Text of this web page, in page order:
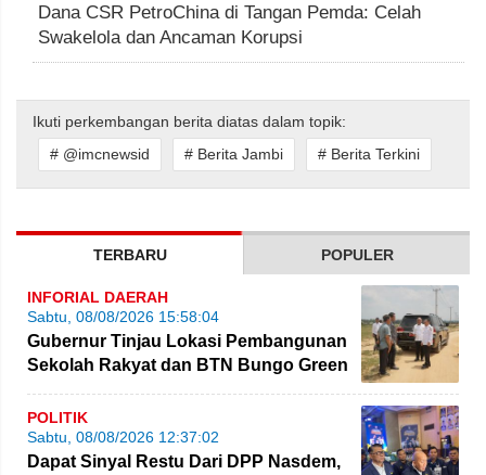
Dana CSR PetroChina di Tangan Pemda: Celah
Swakelola dan Ancaman Korupsi
Ikuti perkembangan berita diatas dalam topik:
# @imcnewsid
# Berita Jambi # Berita Terkini
TERBARU POPULER
INFORIAL DAERAH
Sabtu, 08/08/2026 15:58:04
Gubernur Tinjau Lokasi Pembangunan
Sekolah Rakyat dan BTN Bungo Green
City
POLITIK
Sabtu, 08/08/2026 12:37:02
Dapat Sinyal Restu Dari DPP Nasdem,